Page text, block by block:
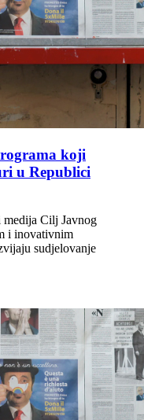
koji
u Republici
Cilj Javnog
i inovativnim
sudjelovanje